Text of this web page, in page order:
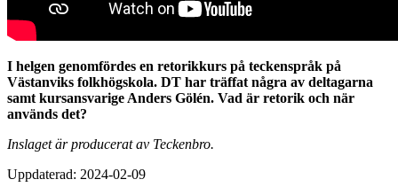
I helgen genomfördes en retorikkurs på teckenspråk på
Västanviks folkhögskola. DT har träffat några av deltagarna
samt kursansvarige Anders Gölén. Vad är retorik och när
används det?
Inslaget är producerat av Teckenbro.
Uppdaterad: 2024-02-09